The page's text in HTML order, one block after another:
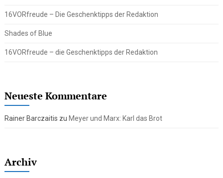
16VORfreude – Die Geschenktipps der Redaktion
Shades of Blue
16VORfreude – die Geschenktipps der Redaktion
Neueste Kommentare
Rainer Barczaitis zu Meyer und Marx: Karl das Brot
Archiv